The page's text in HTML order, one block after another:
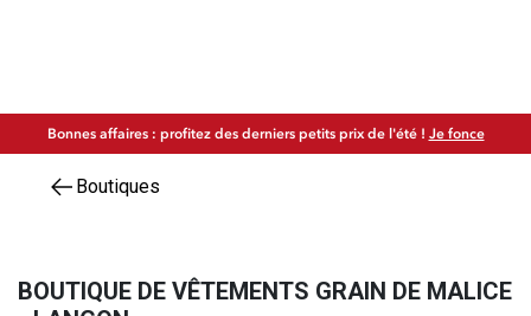
Bonnes affaires : profitez des derniers petits prix de l'été ! Je fonce
Boutiques
BOUTIQUE DE VÊTEMENTS GRAIN DE MALICE